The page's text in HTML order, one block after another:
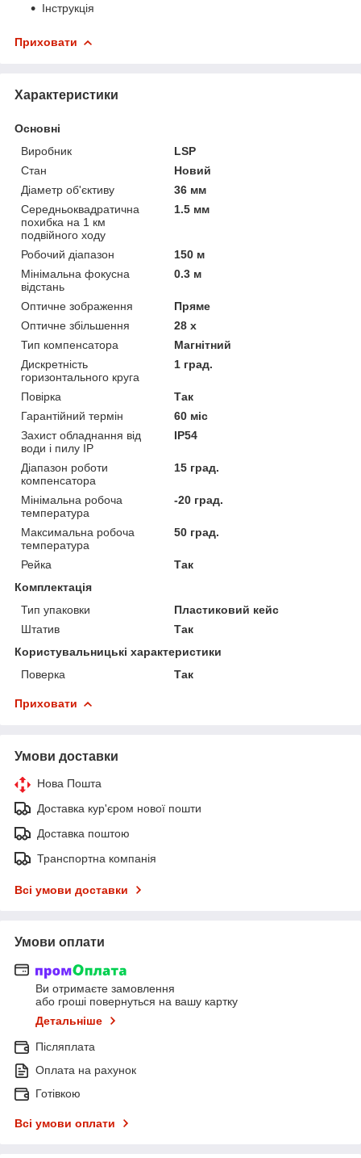
Інструкція
Приховати
Характеристики
Основні
Виробник
LSP
Стан
Новий
Діаметр об'єктиву
36 мм
Середньоквадратична
похибка на 1 км
подвійного ходу
1.5 мм
Робочий діапазон
150 м
Мінімальна фокусна
відстань
0.3 м
Оптичне зображення
Пряме
Оптичне збільшення
28 х
Тип компенсатора
Магнітний
Дискретність
горизонтального круга
1 град.
Повірка
Так
Гарантійний термін
60 міс
Захист обладнання від
води і пилу IP
IP54
Діапазон роботи
компенсатора
15 град.
Мінімальна робоча
температура
-20 град.
Максимальна робоча
температура
50 град.
Рейка
Так
Комплектація
Тип упаковки
Пластиковий кейс
Штатив
Так
Користувальницькі характеристики
Поверка
Так
Приховати
Умови доставки
Нова Пошта
Доставка кур'єром нової пошти
Доставка поштою
Транспортна компанія
Всі умови доставки
Умови оплати
Ви отримаєте замовлення
або гроші повернуться на вашу картку
Детальніше
Післяплата
Оплата на рахунок
Готівкою
Всі умови оплати